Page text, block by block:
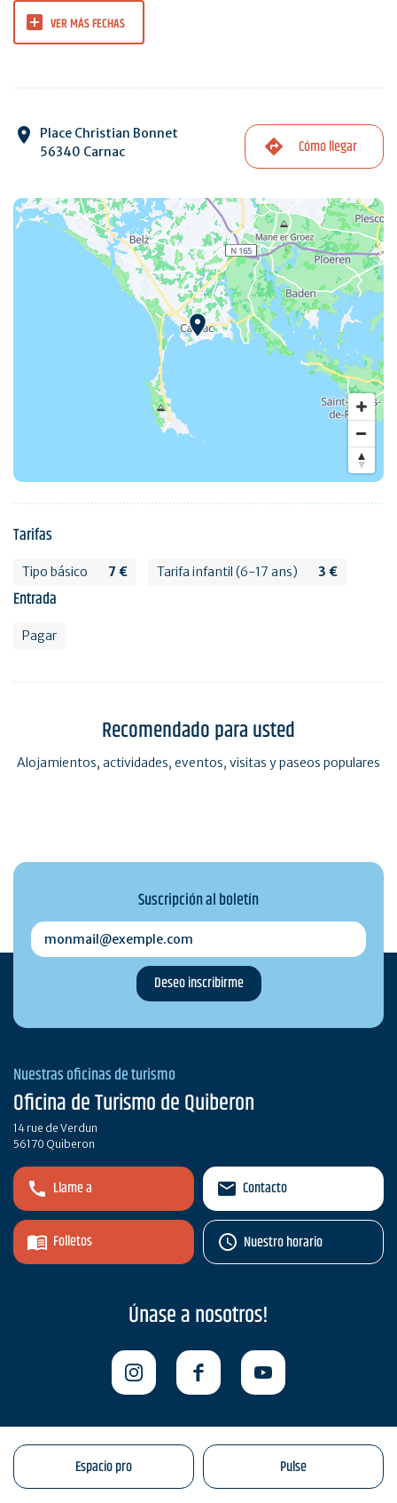
VER MÁS FECHAS
Place Christian Bonnet
56340 Carnac
Cómo llegar
Tarifas
Tipo básico 7 € Tarifa infantil (6-17 ans) 3 €
Entrada
Pagar
Recomendado para usted
Alojamientos, actividades, eventos, visitas y paseos populares
Suscripción al boletín
monmail@exemple.com
Nuestras oficinas de turismo
Oficina de Turismo de Quiberon
14 rue de Verdun
56170 Quiberon
Llame a
Folletos
Contacto
Nuestro horario
Únase a nosotros!
Espacio pro Pulse